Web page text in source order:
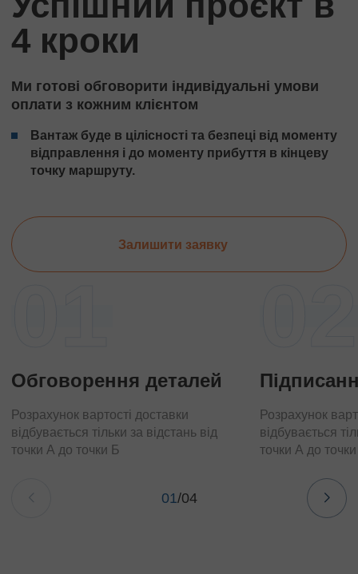
4 кроки
Ми готові обговорити індивідуальні умови
оплати з кожним клієнтом
Вантаж буде в цілісності та безпеці від моменту
відправлення і до моменту прибуття в кінцеву
точку маршруту.
Залишити заявку
Обговорення деталей
Розрахунок вартості доставки
відбувається тільки за відстань від
точки А до точки Б
Розрахунок
відбувається
точки А до
01/04